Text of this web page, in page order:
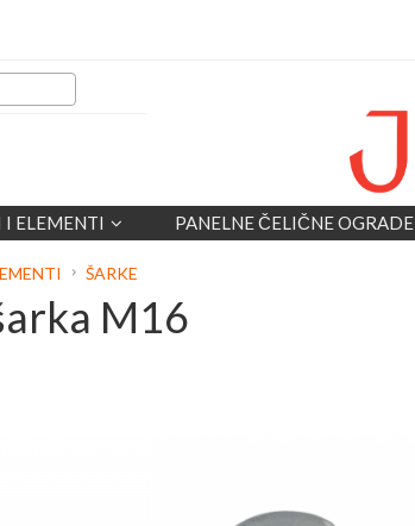
I ELEMENTI PANELNE ČELIČNE OGRADE
ŠARKE
M16